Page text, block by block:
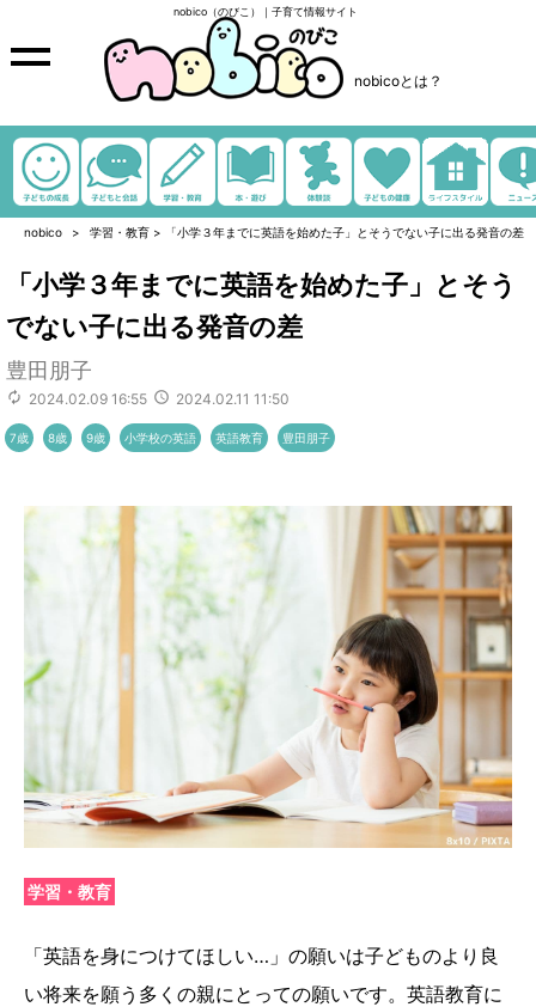
nobico（のびこ）｜子育て情報サイト
nobicoとは？
nobico 学習・教育 > 「小学３年までに英語を始めた子」とそうでない子に出る発音の差
「小学３年までに英語を始めた子」とそう
でない子に出る発音の差
豊田朋子
2024.02.09 16:55 2024.02.11 11:50
7歳 8歳 9歳 小学校の英語 英語教育 豊田朋子
学習・教育
「英語を身につけてほしい…」の願いは子どものより良
い将来を願う多くの親にとっての願いです。英語教育に